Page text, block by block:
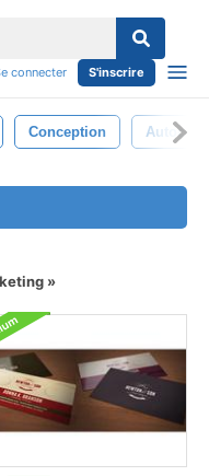
connecter S'inscrire
Conception